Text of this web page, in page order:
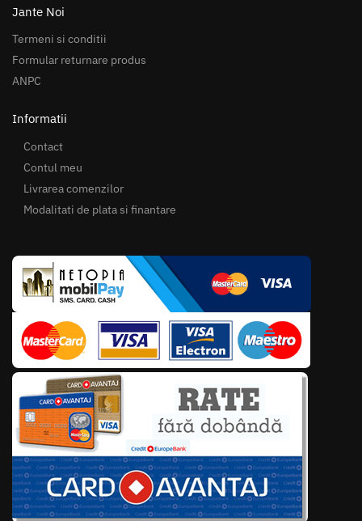
Jante Noi
Termeni si conditii
Formular returnare produs
ANPC
Informatii
Contact
Contul meu
Livrarea comenzilor
Modalitati de plata si finantare